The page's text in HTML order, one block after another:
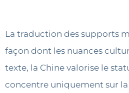
La traduction des supports
façon dont les nuances
texte, la Chine valorise le
concentre uniquement sur